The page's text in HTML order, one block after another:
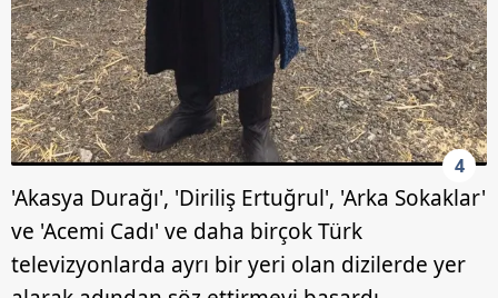
4
'Akasya Durağı', 'Diriliş Ertuğrul', 'Arka Sokaklar'
ve 'Acemi Cadı' ve daha birçok Türk
televizyonlarda ayrı bir yeri olan dizilerde yer